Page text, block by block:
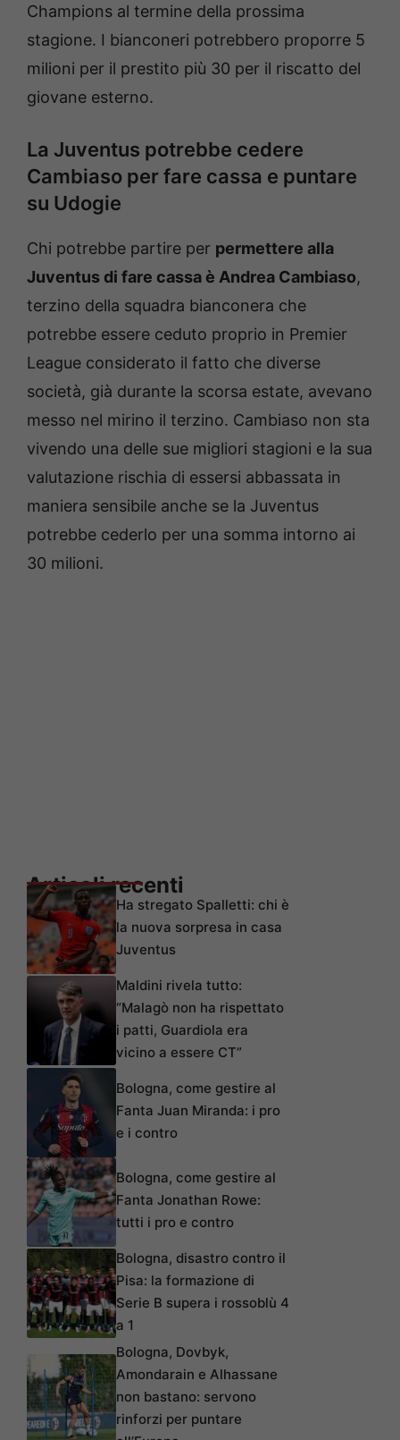
Champions al termine della prossima
stagione. I bianconeri potrebbero proporre 5
milioni per il prestito più 30 per il riscatto del
giovane esterno.
La Juventus potrebbe cedere
Cambiaso per fare cassa e puntare
su Udogie
Chi potrebbe partire per permettere alla
Juventus di fare cassa è Andrea Cambiaso,
terzino della squadra bianconera che
potrebbe essere ceduto proprio in Premier
League considerato il fatto che diverse
società, già durante la scorsa estate, avevano
messo nel mirino il terzino. Cambiaso non sta
vivendo una delle sue migliori stagioni e la sua
valutazione rischia di essersi abbassata in
maniera sensibile anche se la Juventus
potrebbe cederlo per una somma intorno ai
30 milioni.
Articoli recenti
Ha stregato Spalletti: chi è
la nuova sorpresa in casa
Juventus
Maldini rivela tutto:
“Malagò non ha rispettato
i patti, Guardiola era
vicino a essere CT”
Bologna, come gestire al
Fanta Juan Miranda: i pro
e i contro
Bologna, come gestire al
Fanta Jonathan Rowe:
tutti i pro e contro
Bologna, disastro contro il
Pisa: la formazione di
Serie B supera i rossoblù 4
a 1
Bologna, Dovbyk,
Amondarain e Alhassane
non bastano: servono
rinforzi per puntare